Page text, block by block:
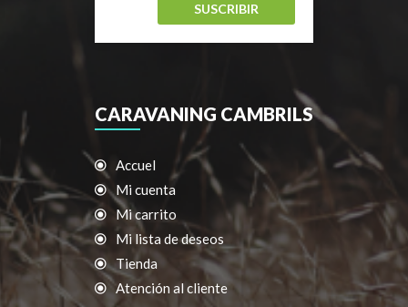
SUSCRIBIR
CARAVANING CAMBRILS
Accuel
Mi cuenta
Mi carrito
Mi lista de deseos
Tienda
Atención al cliente